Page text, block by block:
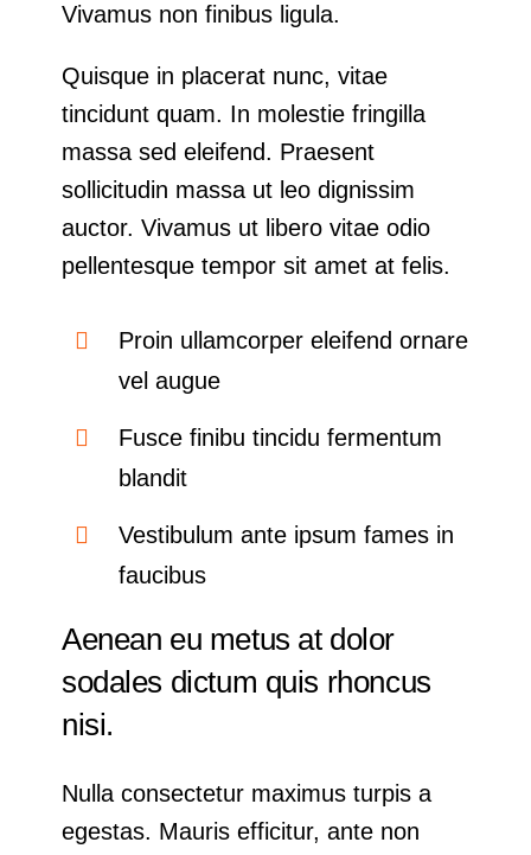
Vivamus non finibus ligula.
Quisque in placerat nunc, vitae
tincidunt quam. In molestie fringilla
massa sed eleifend. Praesent
sollicitudin massa ut leo dignissim
auctor. Vivamus ut libero vitae odio
pellentesque tempor sit amet at felis.
Proin ullamcorper eleifend ornare
vel augue
Fusce finibu tincidu fermentum
blandit
Vestibulum ante ipsum fames in
faucibus
Aenean eu metus at dolor
sodales dictum quis rhoncus
nisi.
Nulla consectetur maximus turpis a
egestas. Mauris efficitur, ante non